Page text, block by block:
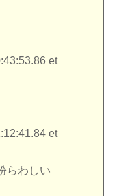
et
et
らわしい